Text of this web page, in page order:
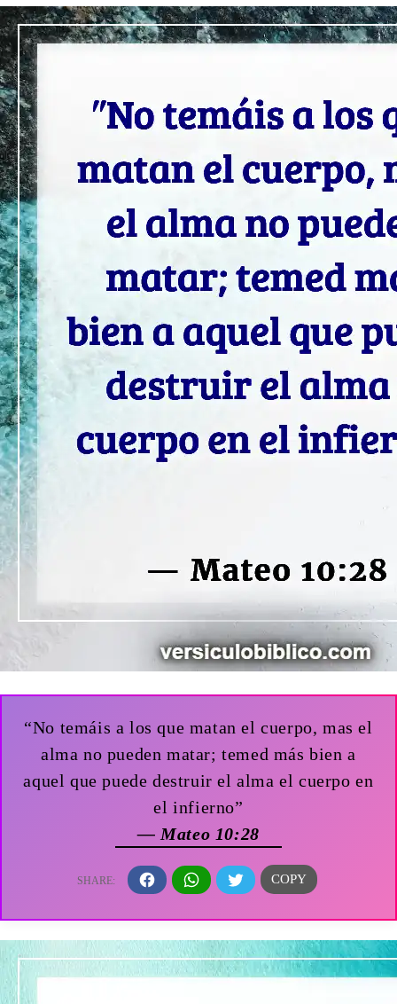
“No temáis a los que matan el cuerpo, mas el
alma no pueden matar; temed más bien a
aquel que puede destruir el alma el cuerpo en
el infierno”
— Mateo 10:28